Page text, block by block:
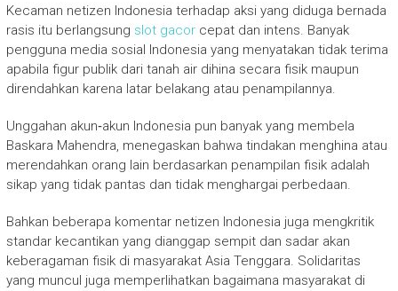
Kecaman netizen Indonesia terhadap aksi yang diduga bernada
rasis itu berlangsung slot gacorcepat dan intens. Banyak
pengguna media sosial Indonesia yang menyatakan tidak terima
apabila figur publik dari tanah air dihina secara fisik maupun
direndahkan karena latar belakang atau penampilannya.
Unggahan akun‑akun Indonesia pun banyak yang membela
Baskara Mahendra, menegaskan bahwa tindakan menghina atau
merendahkan orang lain berdasarkan penampilan fisik adalah
sikap yang tidak pantas dan tidak menghargai perbedaan.
Bahkan beberapa komentar netizen Indonesia juga mengkritik
standar kecantikan yang dianggap sempit dan sadar akan
keberagaman fisik di masyarakat Asia Tenggara. Solidaritas
yang muncul juga memperlihatkan bagaimana masyarakat di